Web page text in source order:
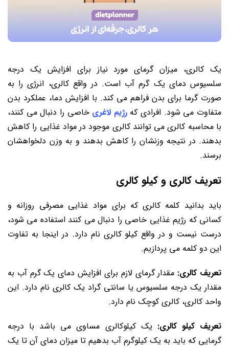
یک کالری، میزان گرمای مورد نیاز برای افزایش یک درجه
سلسیوس دمای یک گرم آب است. در واقع کالری، انرژی را به
صورت گرما برای بدن فراهم می کند. با افزایش دما، عملکرد بدن
متفاوت می شود. افرادی کهرژیم لاغری خاصی را دنبال می کنند،
با محاسبه کالری می توانند کالری موجود در مواد غذایی را کاهش
بدهند. در نتیجه وزنشان را کاهش بدهند و به وزن دلخواهشان
برسند.
تعریف کالری و کیلو کالری
باید بدانید کلمه کالری که برای مواد غذایی مصرفی روزانه و
کسانی که رژیم غذایی خاصی را دنبال می کنند استفاده می شود،
درست نیست و در واقع کیلو کالری نام دارد. در اینجا به تفاوت
این دو کلمه می پردازیم.
تعریف کالری: مقدار گرمای لازم برای افزایش دمای یک گرم آب به
مقدار یک درجه سلسیوس یا سانتی‌ گراد یک کالری نام دارد. این
واحد کالری، کالری کوچک نام دارد.
تعریف کیلو کالری: یک کیلوکالری مساوی می باشد با درجه
گرمایی که باید به یک کیلوگرم آب بدهیم تا میزان دمای آن تا یک